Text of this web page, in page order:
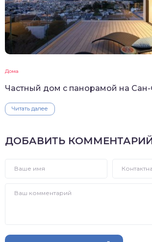
Дома
Частный дом с панорамой на
Читать далее
ДОБАВИТЬ